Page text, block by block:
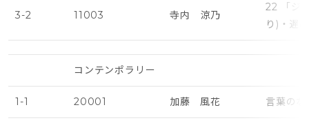
3-2 11003 寺内 涼乃
22 「ジ
り)・遅め
コンテンポラリー
1-1 20001 加藤 風花 言葉の